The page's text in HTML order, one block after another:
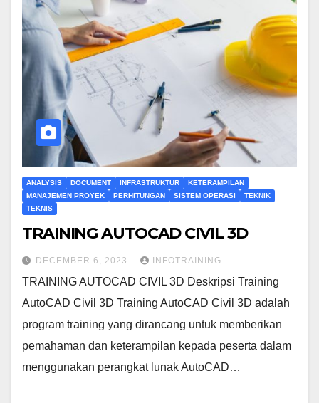
ANALYSIS DOCUMENT INFRASTRUKTUR
KETERAMPILAN
MANAJEMEN PROYEK
PERHITUNGAN SISTEM OPERASI
TEKNIK
TEKNIS
TRAINING AUTOCAD CIVIL 3D
DECEMBER 6, 2023 INFOTRAINING
TRAINING AUTOCAD CIVIL 3D Deskripsi Training
AutoCAD Civil 3D Training AutoCAD Civil 3D adalah
program training yang dirancang untuk memberikan
pemahaman dan keterampilan kepada peserta dalam
menggunakan perangkat lunak AutoCAD…